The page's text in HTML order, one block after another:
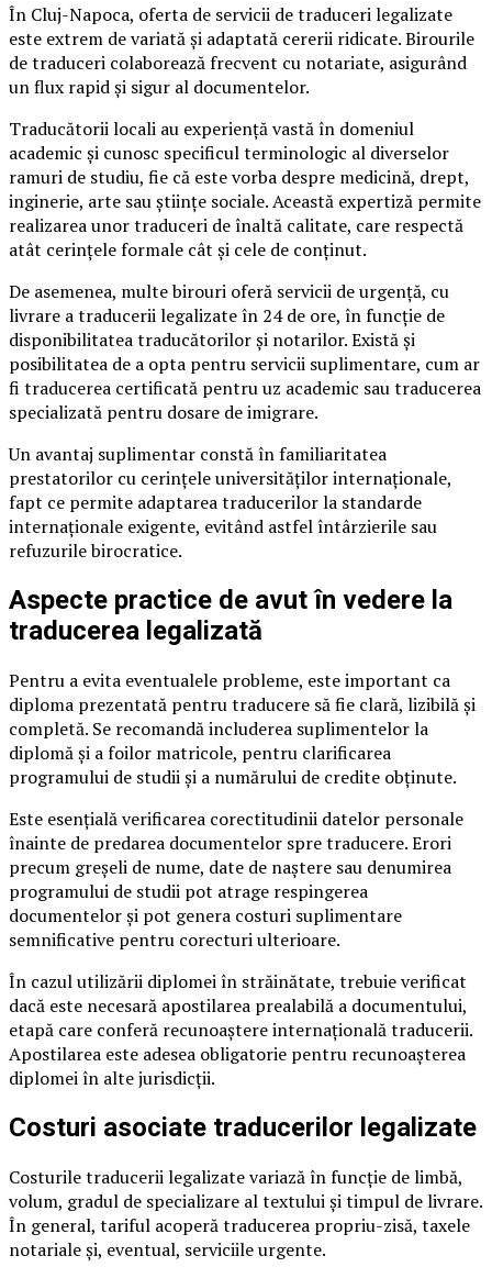
În Cluj-Napoca, oferta de servicii de traduceri legalizate
este extrem de variată și adaptată cererii ridicate. Birourile
de traduceri colaborează frecvent cu notariate, asigurând
un flux rapid și sigur al documentelor.
Traducătorii locali au experiență vastă în domeniul
academic și cunosc specificul terminologic al diverselor
ramuri de studiu, fie că este vorba despre medicină, drept,
inginerie, arte sau științe sociale. Această expertiză permite
realizarea unor traduceri de înaltă calitate, care respectă
atât cerințele formale cât și cele de conținut.
De asemenea, multe birouri oferă servicii de urgență, cu
livrare a traducerii legalizate în 24 de ore, în funcție de
disponibilitatea traducătorilor și notarilor. Există și
posibilitatea de a opta pentru servicii suplimentare, cum ar
fi traducerea certificată pentru uz academic sau traducerea
specializată pentru dosare de imigrare.
Un avantaj suplimentar constă în familiaritatea
prestatorilor cu cerințele universităților internaționale,
fapt ce permite adaptarea traducerilor la standarde
internaționale exigente, evitând astfel întârzierile sau
refuzurile birocratice.
Aspecte practice de avut în vedere la
traducerea legalizată
Pentru a evita eventualele probleme, este important ca
diploma prezentată pentru traducere să fie clară, lizibilă și
completă. Se recomandă includerea suplimentelor la
diplomă și a foilor matricole, pentru clarificarea
programului de studii și a numărului de credite obținute.
Este esențială verificarea corectitudinii datelor personale
înainte de predarea documentelor spre traducere. Erori
precum greșeli de nume, date de naștere sau denumirea
programului de studii pot atrage respingerea
documentelor și pot genera costuri suplimentare
semnificative pentru corecturi ulterioare.
În cazul utilizării diplomei în străinătate, trebuie verificat
dacă este necesară apostilarea prealabilă a documentului,
etapă care conferă recunoaștere internațională traducerii.
Apostilarea este adesea obligatorie pentru recunoașterea
diplomei în alte jurisdicții.
Costuri asociate traducerilor legalizate
Costurile traducerii legalizate variază în funcție de limbă,
volum, gradul de specializare al textului și timpul de livrare.
În general, tariful acoperă traducerea propriu-zisă, taxele
notariale și, eventual, serviciile urgente.